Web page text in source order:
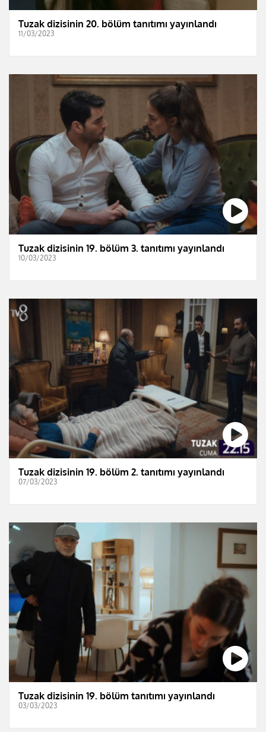
Tuzak dizisinin 20. bölüm tanıtımı yayınlandı
11/03/2023
Tuzak dizisinin 19. bölüm 3. tanıtımı yayınlandı
10/03/2023
Tuzak dizisinin 19. bölüm 2. tanıtımı yayınlandı
07/03/2023
Tuzak dizisinin 19. bölüm tanıtımı yayınlandı
03/03/2023